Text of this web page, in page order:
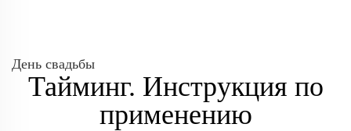
День свадьбы
Тайминг. Инструкция по
применению